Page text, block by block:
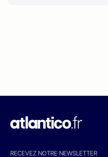
RECEVEZ NOTRE NEWSLETTER